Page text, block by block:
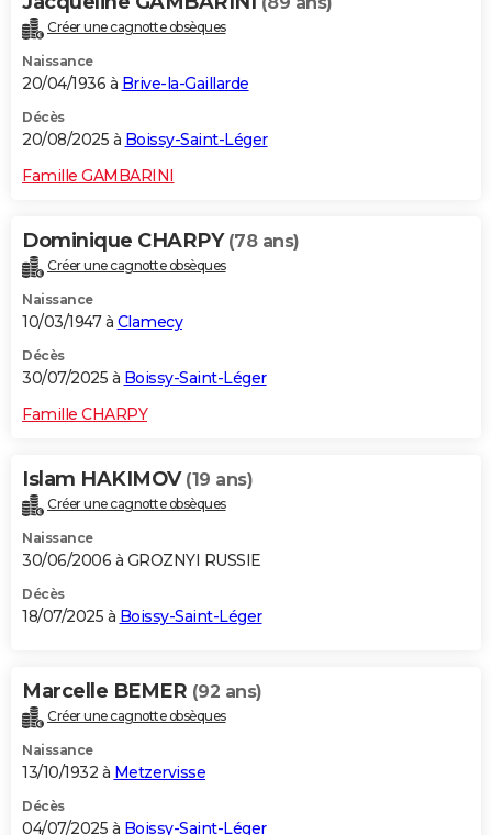
Créer une cagnotte obsèques
Naissance
20/04/1936 à Brive-la-Gaillarde
Décès
20/08/2025 à Boissy-Saint-Léger
Famille GAMBARINI
Dominique CHARPY (78 ans)
Créer une cagnotte obsèques
Naissance
10/03/1947 à Clamecy
Décès
30/07/2025 à Boissy-Saint-Léger
Famille CHARPY
Islam HAKIMOV (19 ans)
Créer une cagnotte obsèques
Naissance
30/06/2006 à GROZNYI RUSSIE
Décès
18/07/2025 à Boissy-Saint-Léger
Marcelle BEMER (92 ans)
Créer une cagnotte obsèques
Naissance
13/10/1932 à Metzervisse
Décès
04/07/2025 à Boissy-Saint-Léger